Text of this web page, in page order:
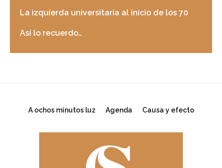
La izquierda universitaria al inicio de los 70
Así lo recuerdo…
A ochos minutos luz Agenda Causa y efecto